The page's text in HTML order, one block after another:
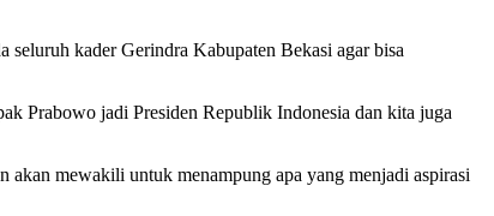
seluruh kader Gerindra Kabupaten Bekasi agar bisa
Prabowo jadi Presiden Republik Indonesia dan kita juga
akan mewakili untuk menampung apa yang menjadi aspirasi